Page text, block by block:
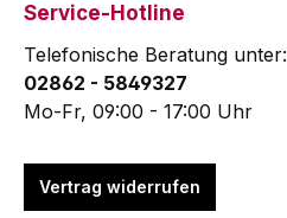
Service-Hotline
Telefonische Beratung unter:
02862 - 5849327
Mo-Fr, 09:00 - 17:00 Uhr
Vertrag widerrufen